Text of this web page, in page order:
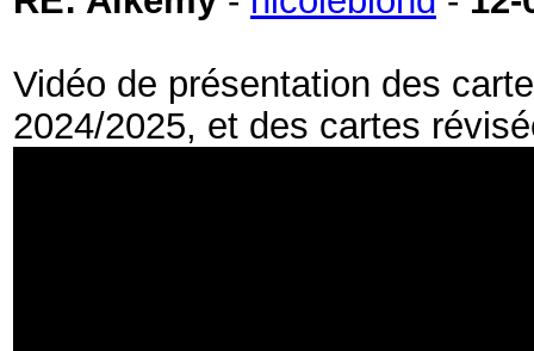
Vidéo de présentation des
2024/2025, et des cartes